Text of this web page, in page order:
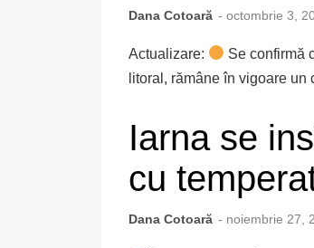
Dana Cotoară - octombrie 3,
Actualizare: Se confirmă
litoral, rămâne în vigoare
Iarna se
cu
Dana Cotoară - noiembrie 27,